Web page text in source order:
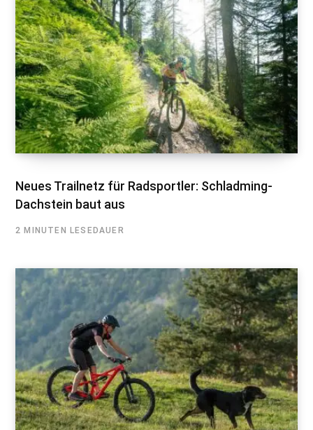
Neues Trailnetz für Radsportler: Schladming-
Dachstein baut aus
2 MINUTEN LESEDAUER